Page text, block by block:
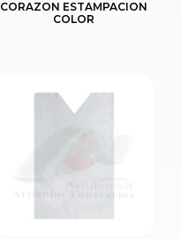
CORAZON ESTAMPACION
COLOR